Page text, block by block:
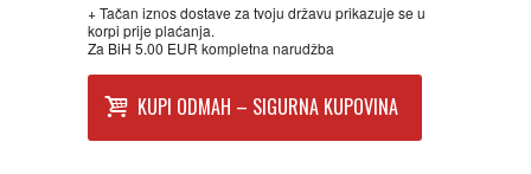
HOROR
INTERNET I RAČUNARI
+ Tačan iznos dostave za tvoju državu prikazuje se u
korpi prije plaćanja.
Za BiH 5.00 EUR kompletna narudžba
KUPI ODMAH – SIGURNA KUPOVINA